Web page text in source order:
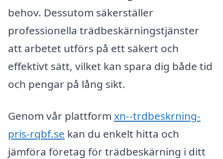
behov. Dessutom säkerställer
professionella trädbeskärningstjänster
att arbetet utförs på ett säkert och
effektivt sätt, vilket kan spara dig både tid
och pengar på lång sikt.
Genom vår plattform xn--trdbeskrning-
pris-rqbf.se kan du enkelt hitta och
jämföra företag för trädbeskärning i ditt